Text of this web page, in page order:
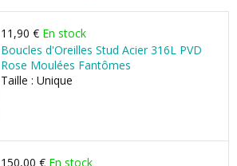
11,90 € En stock
Boucles d'Oreilles Stud Acier 316L PVD
Rose Moulées Fantômes
Taille : Unique
150,00 € En stock